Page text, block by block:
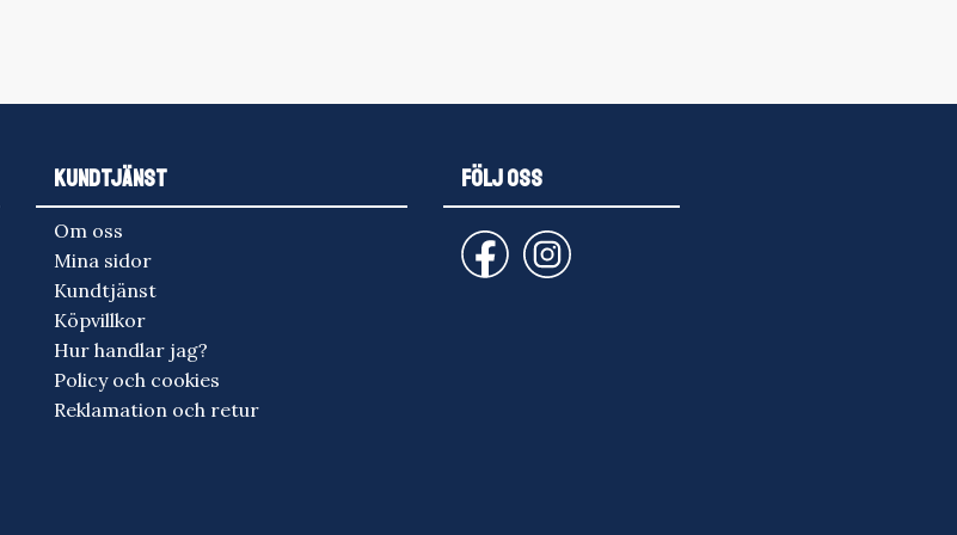
KUNDTJÄNST
Om oss
Mina sidor
Kundtjänst
Köpvillkor
Hur handlar jag?
Policy och cookies
Reklamation och retur
FÖLJ OSS